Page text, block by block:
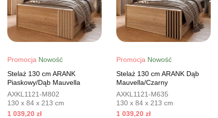
Promocja Nowość
Stelaż 130 cm ARANK
Piaskowy/Dąb Mauvella
AXKL1121-M802
130 x 84 x 213 cm
1 039,20 zł
Promocja Nowość
Stelaż 130 cm ARANK Dąb
Mauvella/Czarny
AXKL1121-M635
130 x 84 x 213 cm
1 039,20 zł